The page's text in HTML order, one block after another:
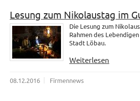
Lesung zum Nikolaustag im
Die Lesung zum
Rahmen des
Stadt Löbau.
Weiterlesen
08.12.2016 Firmennews